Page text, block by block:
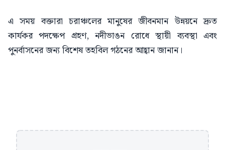
এ সময় বক্তারা চরাঞ্চলের মানুষের জীবনমান উন্নয়নে দ্রুত
কার্যকর পদক্ষেপ গ্রহণ, নদীভাঙন রোধে স্থায়ী ব্যবস্থা এবং
পুনর্বাসনের জন্য বিশেষ তহবিল গঠনের আহ্বান জানান।